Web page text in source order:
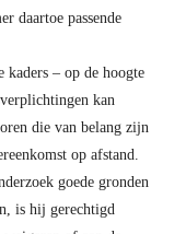
daartoe passende
– op de hoogte
kan
die van belang zijn
op afstand.
goede gronden
is hij gerechtigd